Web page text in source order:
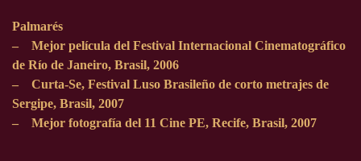
Palmarés
– Mejor película del Festival Internacional Cinematográfico
de Río de Janeiro, Brasil, 2006
– Curta-Se, Festival Luso Brasileño de corto metrajes de
Sergipe, Brasil, 2007
– Mejor fotografía del 11 Cine PE, Recife, Brasil, 2007